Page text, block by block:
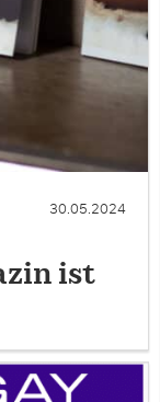
30.05.2024
ist